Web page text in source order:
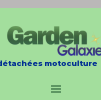
motoculture